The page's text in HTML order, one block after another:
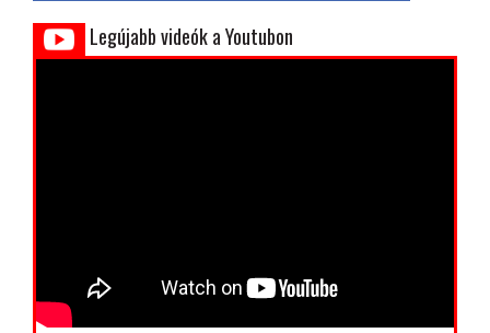
Legújabb videók a Youtubon